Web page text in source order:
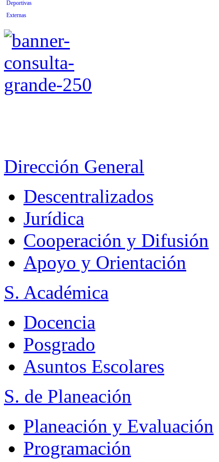
Deportivas
Externas
Dirección General
Descentralizados
Jurídica
Cooperación y Difusión
Apoyo y Orientación
S. Académica
Docencia
Posgrado
Asuntos Escolares
S. de Planeación
Planeación y Evaluación
Programación